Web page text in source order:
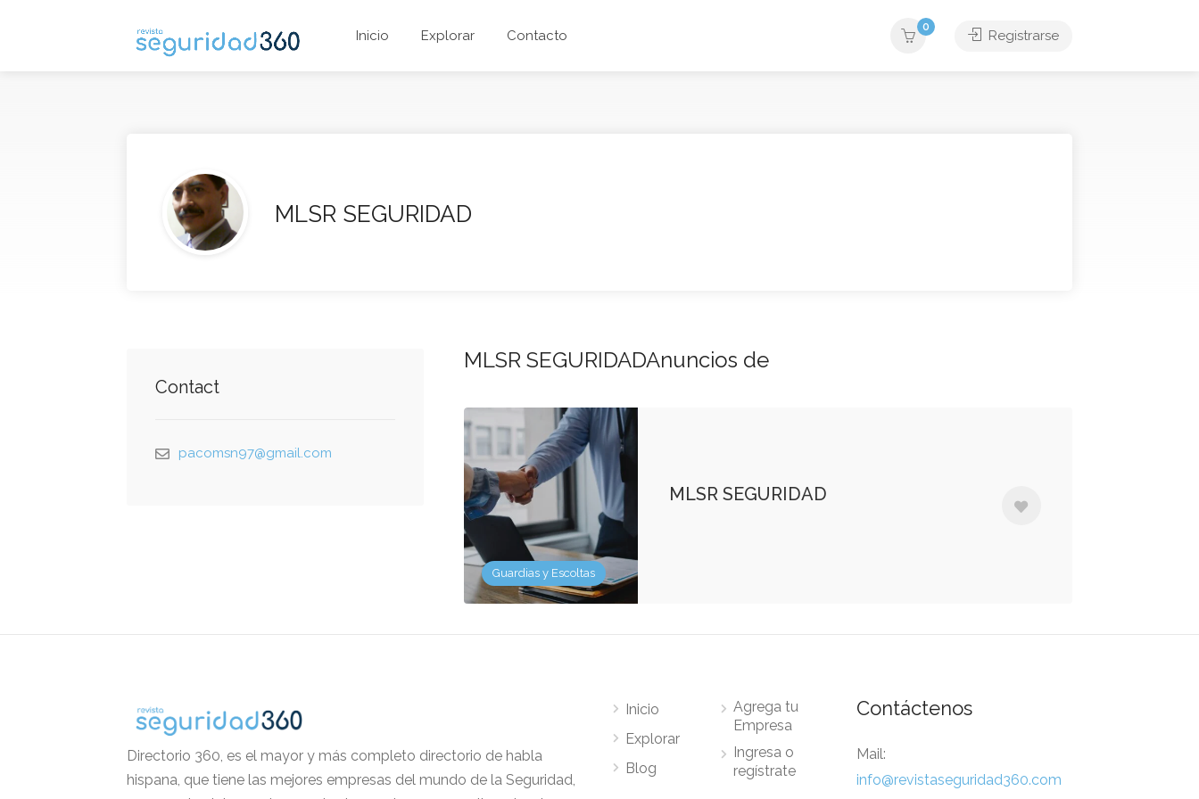
Inicio Explorar Contacto
0
Registrarse
MLSR SEGURIDAD
Contact
pacomsn97@gmail.com
MLSR SEGURIDADAnuncios de
Guardias y Escoltas
MLSR SEGURIDAD
Directorio 360, es el mayor y más completo directorio de habla
hispana, que tiene las mejores empresas del mundo de la Seguridad,
Inicio
Explorar
Blog
Agrega tu
Empresa
Ingresa o
regístrate
Contáctenos
Mail:
info@revistaseguridad360.com